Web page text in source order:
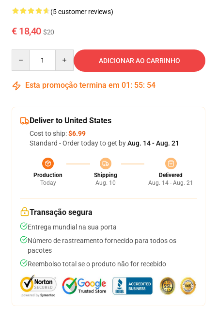
(5 customer reviews)
€ 18,40 $20
ADICIONAR AO CARRINHO
Esta promoção termina em 01 : 55: 54
Deliver to United States
Cost to ship:$6.99
Standard - Order today to get byAug. 14 - Aug. 21
Production
Today
Shipping
Aug. 10
Delivered
Aug. 14 - Aug. 21
Transação segura
Entrega mundial na sua porta
Número de rastreamento fornecido para todos os
pacotes
Reembolso total se o produto não for recebido